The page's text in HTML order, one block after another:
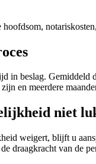
in beslag.
en meerdere
niet
weigert, blijft u
draagkracht van de